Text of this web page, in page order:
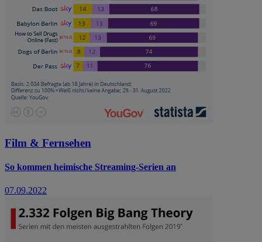
Film & Fernsehen
So kommen heimische Streaming-Serien an
07.09.2022